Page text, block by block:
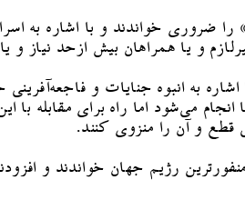
را ضروری خواندند و با اشاره به
و یا همراهان بیش ازحد نیاز
به انبوه جنایات و
انجام می‌شود اما راه برای
قطع و آن را منزوی کنند.
رژیم جهان خواندند و